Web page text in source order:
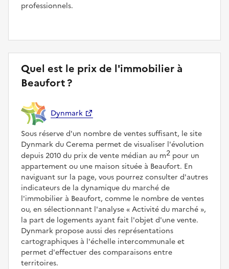
professionnels.
Quel est le prix de l'immobilier à
Beaufort ?
Dynmark
Sous réserve d'un nombre de ventes suffisant, le site
Dynmark du Cerema permet de visualiser l'évolution
depuis 2010 du prix de vente médian au m2 pour un
appartement ou une maison située à Beaufort. En
naviguant sur la page, vous pourrez consulter d'autres
indicateurs de la dynamique du marché de
l'immobilier à Beaufort, comme le nombre de ventes
ou, en sélectionnant l'analyse
Activité du marché ,
la part de logements ayant fait l'objet d'une vente.
Dynmark propose aussi des représentations
cartographiques à l'échelle intercommunale et
permet d'effectuer des comparaisons entre
territoires.